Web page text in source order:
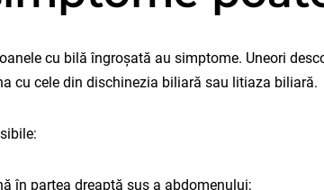
cu bilă îngroșată au simptome. Uneori
cu cele din dischinezia biliară sau litiaza biliară.
în partea dreaptă sus a abdomenului;